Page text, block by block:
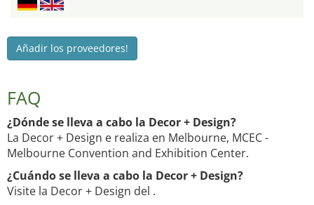
Añadir los proveedores!
FAQ
¿Dónde se lleva a cabo la Decor + Design?
La Decor + Design e realiza en Melbourne, MCEC -
Melbourne Convention and Exhibition Center.
¿Cuándo se lleva a cabo la Decor + Design?
Visite la Decor + Design del .